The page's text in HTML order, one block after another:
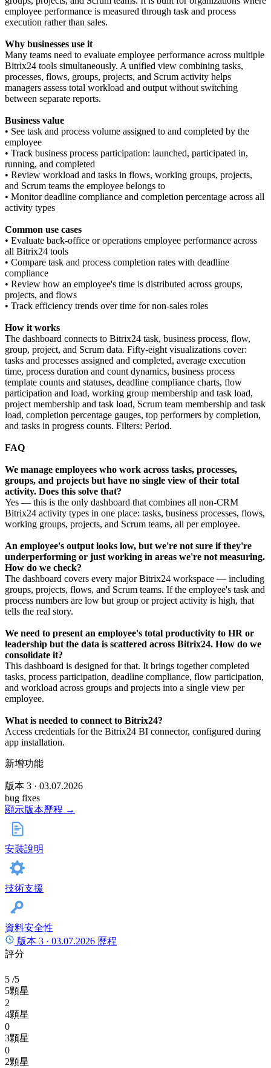
employee performance is measured through task and process
execution rather than sales.
Why businesses use it
Many teams need to evaluate employee performance across multiple
Bitrix24 tools simultaneously. A unified view combining tasks,
processes, flows, groups, projects, and Scrum activity helps
managers assess total workload and output without switching
between separate reports.
Business value
• See task and process volume assigned to and completed by the
employee
• Track business process participation: launched, participated in,
running, and completed
• Review workload and tasks in flows, working groups, projects,
and Scrum teams the employee belongs to
• Monitor deadline compliance and completion percentage across all
activity types
Common use cases
• Evaluate back-office or operations employee performance across
all Bitrix24 tools
• Compare task and process completion rates with deadline
compliance
• Review how an employee's time is distributed across groups,
projects, and flows
• Track efficiency trends over time for non-sales roles
How it works
The dashboard connects to Bitrix24 task, business process, flow,
group, project, and Scrum data. Fifty-eight visualizations cover:
tasks and processes assigned and completed, average execution
time, process duration and count dynamics, business process
template counts and statuses, deadline compliance charts, flow
participation and load, working group membership and task load,
project membership and task load, Scrum team membership and task
load, completion percentage gauges, top performers by completion,
and tasks in progress counts. Filters: Period.
FAQ
We manage employees who work across tasks, processes,
groups, and projects but have no single view of their total
activity. Does this solve that?
Yes — this is the only dashboard that combines all non-CRM
Bitrix24 activity types in one place: tasks, business processes, flows,
working groups, projects, and Scrum teams, all per employee.
An employee's output looks low, but we're not sure if they're
underperforming or just working in areas we're not measuring.
How do we check?
The dashboard covers every major Bitrix24 workspace — including
groups, projects, flows, and Scrum teams. If the employee's task and
process numbers are low but group or project activity is high, that
tells the real story.
We need to present an employee's total productivity to HR or
leadership but the data is scattered across Bitrix24. How do we
consolidate it?
This dashboard is designed for that. It brings together completed
tasks, process participation, deadline compliance, flow participation,
and workload across groups and projects into a single view per
employee.
What is needed to connect to Bitrix24?
Access credentials for the Bitrix24 BI connector, configured during
app installation.
新增功能
版本 3 · 03.07.2026
bug fixes
顯示版本歷程 →
安裝說明
技術支援
資料安全性
版本 3 · 03.07.2026 歷程
評分
5 /5
5顆星
2
4顆星
0
3顆星
0
2顆星